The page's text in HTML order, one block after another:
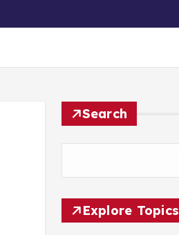
Search
Explore Topics